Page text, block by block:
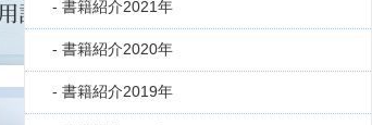
書籍紹介2021年
書籍紹介2020年
書籍紹介2019年